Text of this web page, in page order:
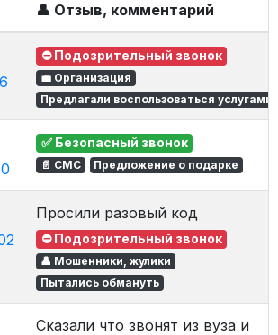
👤 Отзыв, комментарий
⛔ Подозрительный звонок
💼 Организация
Предлагали воспользоваться услугами
✅ Безопасный звонок
📄 СМС Предложение о подарке
Просили разовый код
⛔ Подозрительный звонок
👤 Мошенники, жулики
Пытались обмануть
Сказали что звонят из вуза и